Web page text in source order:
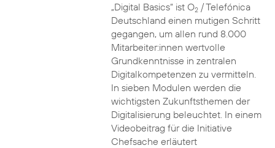
„Digital Basics“ ist O2/ Telefónica
Deutschland einen mutigen Schritt
gegangen, um allen rund 8.000
Mitarbeiter:innen wertvolle
Grundkenntnisse in zentralen
Digitalkompetenzen zu vermitteln.
In sieben Modulen werden die
wichtigsten Zukunftsthemen der
Digitalisierung beleuchtet. In einem
Videobeitrag für die Initiative
Chefsache erläutert